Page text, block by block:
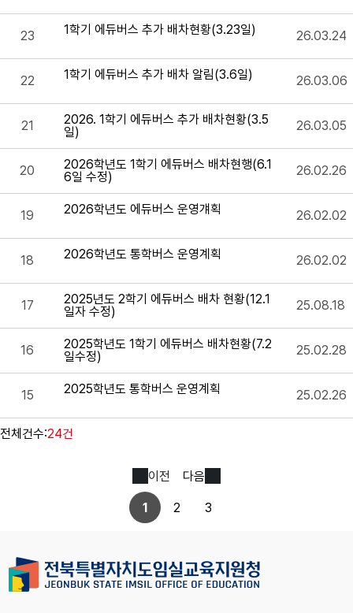
23 1학기 에듀버스 추가 배차현황(3.23일) 26.03.24
22 1학기 에듀버스 추가 배차 알림(3.6일) 26.03.06
21
2026. 1학기 에듀버스 추가 배차현황(3.5
일)
26.03.05
20
2026학년도 1학기 에듀버스 배차현행(6.1
6일 수정)
26.02.26
19 2026학년도 에듀버스 운영걔획 26.02.02
18 2026학년도 통학버스 운영계획 26.02.02
17
2025년도 2학기 에듀버스 배차 현황(12.1
일자 수정)
25.08.18
16
2025학년도 1학기 에듀버스 배차현황(7.2
일수정)
25.02.28
15 2025학년도 통학버스 운영계획 25.02.26
전체건수:24건
이전
1 2 3
다음